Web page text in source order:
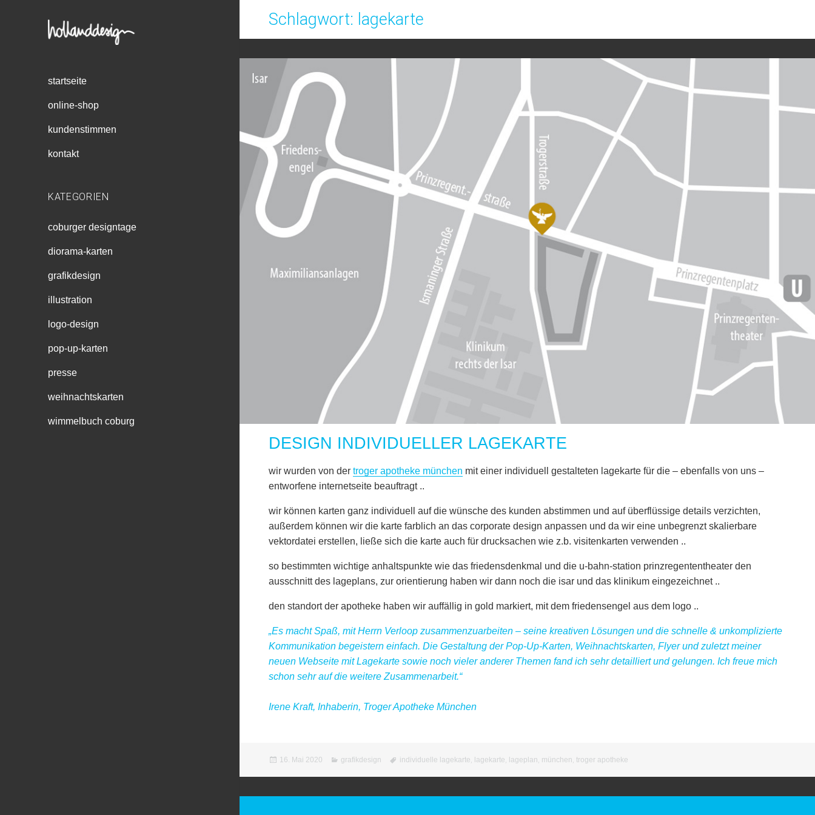
startseite
online-shop
kundenstimmen
kontakt
KATEGORIEN
coburger designtage
diorama-karten
grafikdesign
illustration
logo-design
pop-up-karten
presse
weihnachtskarten
wimmelbuch coburg
Schlagwort: lagekarte
DESIGN INDIVIDUELLER LAGEKARTE
wir wurden von der troger apotheke münchen mit einer individuell gestalteten lagekarte für die – ebenfalls von uns –
entworfene internetseite beauftragt ..
wir können karten ganz individuell auf die wünsche des kunden abstimmen und auf überflüssige details verzichten,
außerdem können wir die karte farblich an das corporate design anpassen und da wir eine unbegrenzt skalierbare
vektordatei erstellen, ließe sich die karte auch für drucksachen wie z.b. visitenkarten verwenden ..
so bestimmten wichtige anhaltspunkte wie das friedensdenkmal und die u-bahn-station prinzregententheater den
ausschnitt des lageplans, zur orientierung haben wir dann noch die isar und das klinikum eingezeichnet ..
den standort der apotheke haben wir auffällig in gold markiert, mit dem friedensengel aus dem logo ..
„Es macht Spaß, mit Herrn Verloop zusammenzuarbeiten – seine kreativen Lösungen und die schnelle & unkomplizierte
Kommunikation begeistern einfach. Die Gestaltung der Pop-Up-Karten, Weihnachtskarten, Flyer und zuletzt meiner
neuen Webseite mit Lagekarte sowie noch vieler anderer Themen fand ich sehr detailliert und gelungen. Ich freue mich
schon sehr auf die weitere Zusammenarbeit.“
Irene Kraft, Inhaberin, Troger Apotheke München
Veröffentlicht
16. Mai 2020 Kategorien
grafikdesign Schlagwörter
individuelle lagekarte, lagekarte, lageplan, münchen, troger apotheke